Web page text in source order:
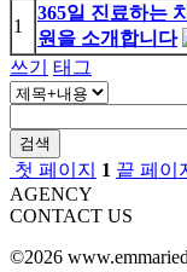
1
365일 진료하는
원을 소개합니다
쓰기
태그
검색
첫 페이지 1 끝 페이
AGENCY
CONTACT US
©2026